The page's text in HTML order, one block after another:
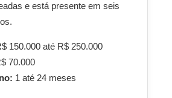
e está presente em seis
150.000 até R$ 250.000
70.000
1 até 24 meses